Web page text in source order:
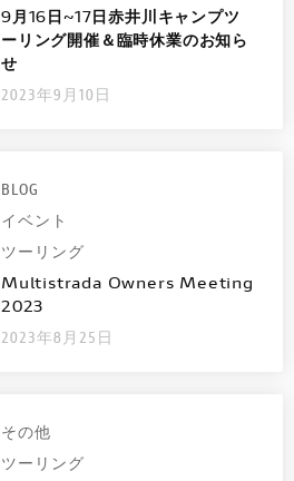
9月16日~17日赤井川キャンプツ
ーリング開催＆臨時休業のお知ら
せ
2023年9月10日
BLOG
イベント
ツーリング
Multistrada Owners Meeting
2023
2023年8月25日
その他
ツーリング